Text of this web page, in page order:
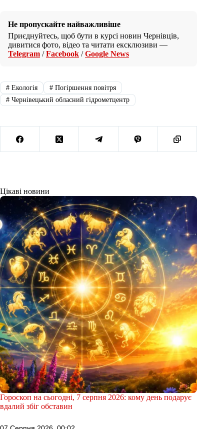
Не пропускайте найважливіше
Приєднуйтесь, щоб бути в курсі новин Чернівців,
дивитися фото, відео та читати ексклюзиви —
Telegram /Facebook /Google News
#Екологія #Погіршення повітря
#Чернівецький обласний гідрометцентр
Цікаві новини
Гороскоп на сьогодні, 7 серпня 2026: кому день подарує
вдалий збіг обставин